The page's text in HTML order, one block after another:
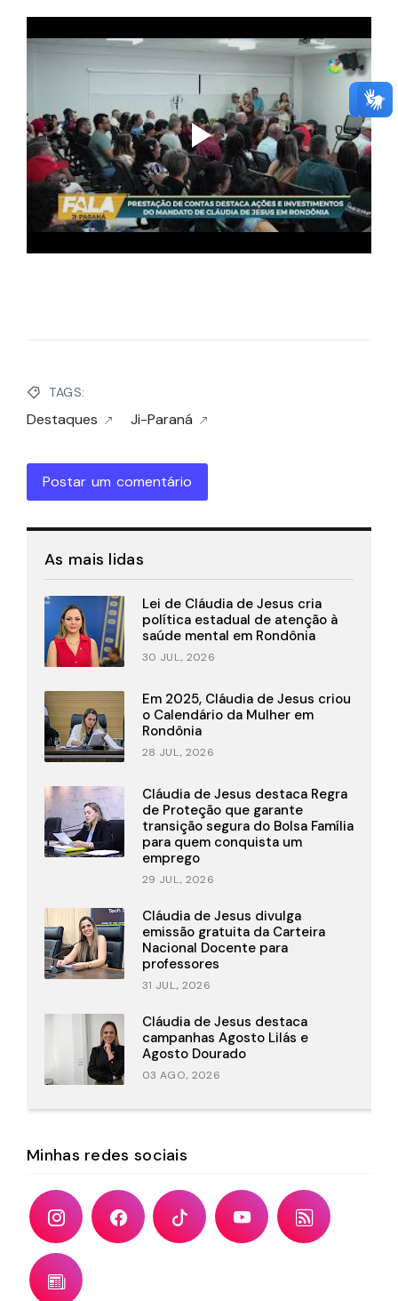
TAGS:
Destaques Ji-Paraná
Postar um comentário
As mais lidas
Lei de Cláudia de Jesus cria
política estadual de atenção à
saúde mental em Rondônia
30 JUL., 2026
Em 2025, Cláudia de Jesus criou
o Calendário da Mulher em
Rondônia
28 JUL., 2026
Cláudia de Jesus destaca Regra
de Proteção que garante
transição segura do Bolsa Família
para quem conquista um
emprego
29 JUL., 2026
Cláudia de Jesus divulga
emissão gratuita da Carteira
Nacional Docente para
professores
31 JUL., 2026
Cláudia de Jesus destaca
campanhas Agosto Lilás e
Agosto Dourado
03 AGO., 2026
Minhas redes sociais